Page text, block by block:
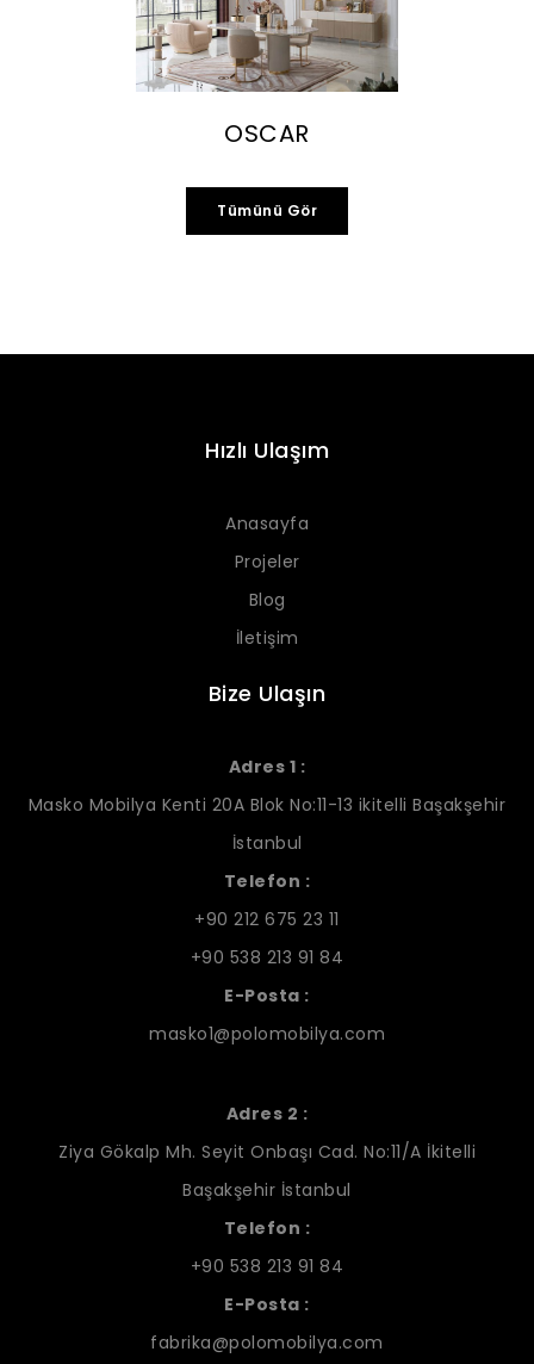
OSCAR
Tümünü Gör
Hızlı Ulaşım
Anasayfa
Projeler
Blog
İletişim
Bize Ulaşın
Adres 1 :
Masko Mobilya Kenti 20A Blok No:11-13 ikitelli Başakşehir
İstanbul
Telefon :
+90 212 675 23 11
+90 538 213 91 84
E-Posta :
masko1@polomobilya.com
Adres 2 :
Ziya Gökalp Mh. Seyit Onbaşı Cad. No:11/A İkitelli
Başakşehir İstanbul
Telefon :
+90 538 213 91 84
E-Posta :
fabrika@polomobilya.com